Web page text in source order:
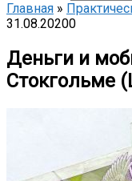
Главная »
31.08.20200
Деньги и
Стокгольме